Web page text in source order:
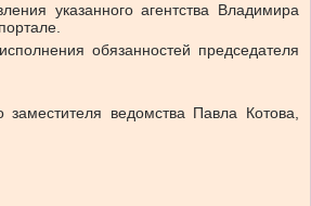
указанного агентства Владимира
обязанностей председателя
ведомства Павла Котова,